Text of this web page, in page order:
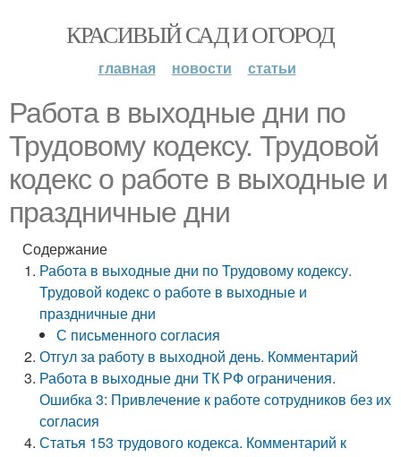
КРАСИВЫЙ САД И ОГОРОД
главная новости статьи
Работа в выходные дни по
Трудовому кодексу. Трудовой
кодекс о работе в выходные и
праздничные дни
Содержание
Работа в выходные дни по Трудовому кодексу.
Трудовой кодекс о работе в выходные и
праздничные дни
С письменного согласия
Отгул за работу в выходной день. Комментарий
Работа в выходные дни ТК РФ ограничения.
Ошибка 3: Привлечение к работе сотрудников без их
согласия
Статья 153 трудового кодекса. Комментарий к